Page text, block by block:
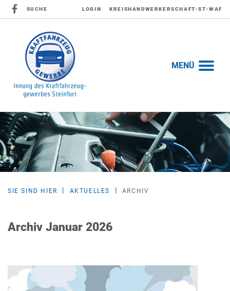
SUCHE LOGIN KREISHANDWERKERSCHAFT-ST-WAF
MENÜ
SIE SIND HIER AKTUELLES ARCHIV
Archiv Januar 2026